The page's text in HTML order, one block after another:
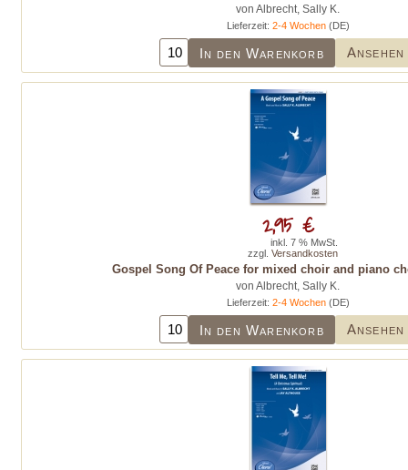
von Albrecht, Sally K.
Lieferzeit: 2-4 Wochen(DE)
In den Warenkorb Ansehen
Gospel Song Of Peace for mixed choir and piano
von Albrecht, Sally K.
Lieferzeit: 2-4 Wochen(DE)
In den Warenkorb Ansehen
2,95 €
inkl. 7 % MwSt.
zzgl. Versandkosten